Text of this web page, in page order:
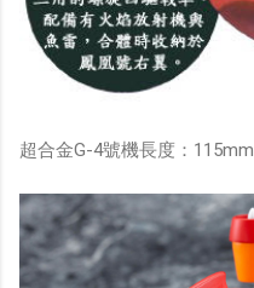
超合金G-4號機長度：115mm